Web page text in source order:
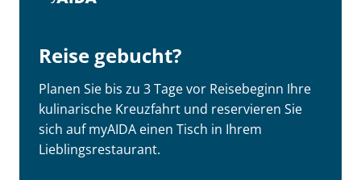
Reise gebucht?
Planen Sie bis zu 3 Tage vor Reisebeginn Ihre
kulinarische Kreuzfahrt und reservieren Sie
sich auf myAIDA einen Tisch in Ihrem
Lieblingsrestaurant.